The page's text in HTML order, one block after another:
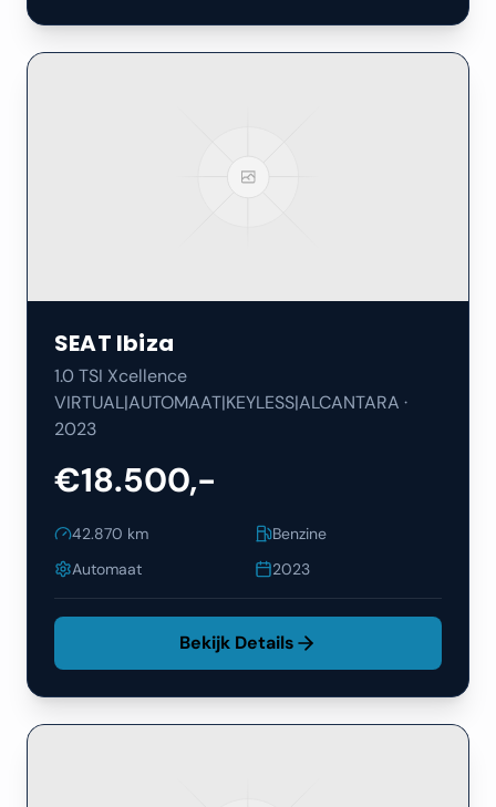
SEAT Ibiza
1.0 TSI Xcellence
VIRTUAL|AUTOMAAT|KEYLESS|ALCANTARA ·
2023
€18.500,-
42.870 km
Benzine
Automaat
2023
Bekijk Details